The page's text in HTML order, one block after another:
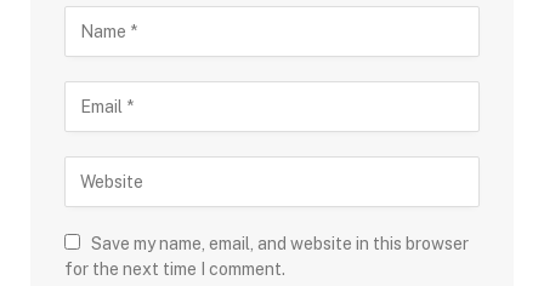
Save my name, email, and website in this browser
for the next time I comment.